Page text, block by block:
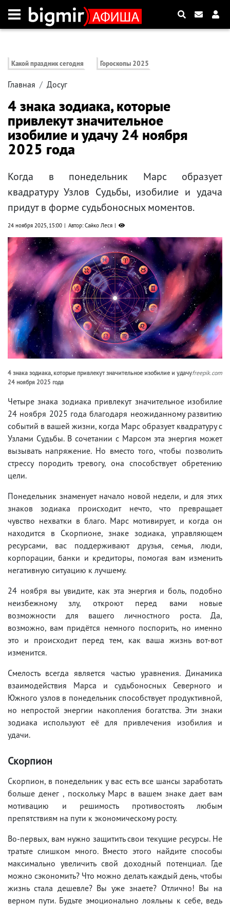
Какой праздник сегодня Гороскопы 2025
Главная Досуг
4 знака зодиака, которые
привлекут значительное
изобилие и удачу 24 ноября
2025 года
Когда в понедельник Марс образует
квадратуру Узлов Судьбы, изобилие и удача
придут в форме судьбоносных моментов.
24 ноября 2025, 15:00 Автор: Сайко Леся
4 знака зодиака, которые привлекут значительное изобилие и удачу
24 ноября 2025 года
freepik.com
Четыре знака зодиака привлекут значительное изобилие
24 ноября 2025 года благодаря неожиданному развитию
событий в вашей жизни, когда Марс образует квадратуру с
Узлами Судьбы. В сочетании с Марсом эта энергия может
вызывать напряжение. Но вместо того, чтобы позволить
стрессу породить тревогу, она способствует обретению
цели.
Понедельник знаменует начало новой недели, и для этих
знаков зодиака происходит нечто, что превращает
чувство нехватки в благо. Марс мотивирует, и когда он
находится в Скорпионе, знаке зодиака, управляющем
ресурсами, вас поддерживают друзья, семья, люди,
корпорации, банки и кредиторы, помогая вам изменить
негативную ситуацию к лучшему.
24 ноября вы увидите, как эта энергия и боль, подобно
неизбежному злу, откроют перед вами новые
возможности для вашего личностного роста. Да,
возможно, вам придётся немного поспорить, но именно
это и происходит перед тем, как ваша жизнь вот-вот
изменится.
Смелость всегда является частью уравнения. Динамика
взаимодействия Марса и судьбоносных Северного и
Южного узлов в понедельник способствует продуктивной,
но непростой энергии накопления богатства. Эти знаки
зодиака используют её для привлечения изобилия и
удачи.
Скорпион
Скорпион, в понедельник у вас есть все шансы заработать
больше денег , поскольку Марс в вашем знаке дает вам
мотивацию и решимость противостоять любым
препятствиям на пути к экономическому росту.
Во-первых, вам нужно защитить свои текущие ресурсы. Не
тратьте слишком много. Вместо этого найдите способы
максимально увеличить свой доходный потенциал. Где
можно сэкономить? Что можно делать каждый день, чтобы
жизнь стала дешевле? Вы уже знаете? Отлично! Вы на
верном пути. Будьте эмоционально лояльны к себе, ведь